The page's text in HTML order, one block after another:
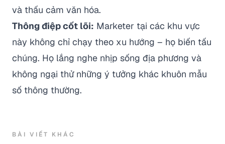
và thấu cảm văn hóa.
Thông điệp cốt lõi: Marketer tại các khu vực
này không chỉ chạy theo xu hướng – họ biến tấu
chúng. Họ lắng nghe nhịp sống địa phương và
không ngại thử những ý tưởng khác khuôn mẫu
số thông thường.
BÀI VIẾT KHÁC